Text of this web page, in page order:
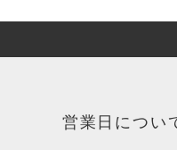
営業日につい